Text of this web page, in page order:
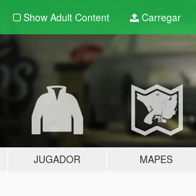
Show Adult Content Carregar
JUGADOR MAPES